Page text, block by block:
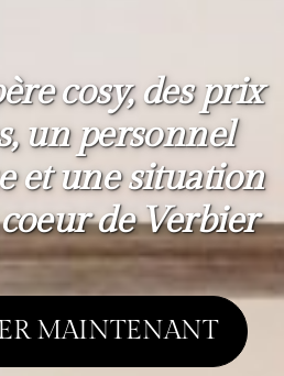
cosy, des prix
un personnel
et une situation
de Verbier
MAINTENANT